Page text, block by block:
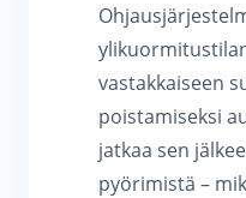
vastakkaiseen
poistamiseksi
jatkaa sen
pyörimistä –